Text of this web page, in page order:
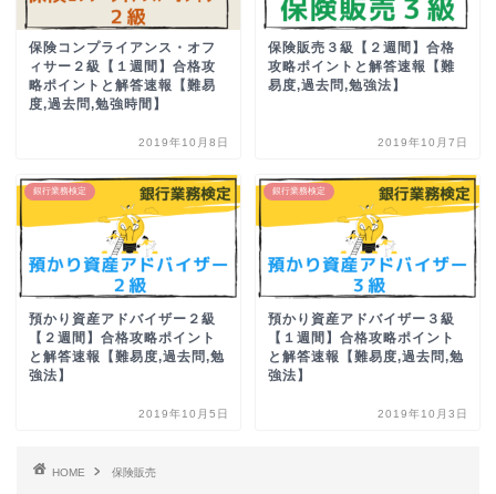
保険コンプライアンス・オフ
ィサー２級【１週間】合格攻
略ポイントと解答速報【難易
度,過去問,勉強時間】
2019年10月8日
保険販売３級【２週間】合格
攻略ポイントと解答速報【難
易度,過去問,勉強法】
2019年10月7日
銀行業務検定
預かり資産アドバイザー２級
【２週間】合格攻略ポイント
と解答速報【難易度,過去問,勉
強法】
2019年10月5日
銀行業務検定
預かり資産アドバイザー３級
【１週間】合格攻略ポイント
と解答速報【難易度,過去問,勉
強法】
2019年10月3日
HOME 保険販売